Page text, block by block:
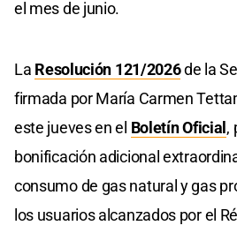
el mes de junio.
La Resolución 121/2026de la
firmada por María Carmen
este jueves en el Boletín Oficial ,
bonificación adicional
consumo de gas natural y gas
los usuarios alcanzados por el